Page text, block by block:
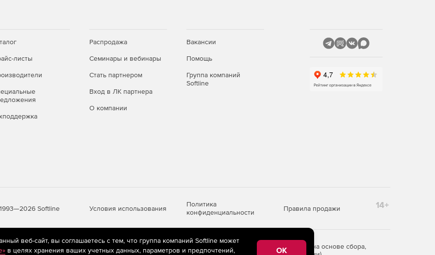
листы
Распродажа
Семинары и вебинары
Стать партнером
Вход в ЛК партнера
О компании
Вакансии
Помощь
Группа компаний
Softline
Softline Условия использования
Политика
конфиденциальности
Правила продажи 14+
рекомендательные технологии
(информационные технологии предоставления информации на основе сбора,
веб-сайт, вы соглашаетесь с тем, что группа компаний Softline может
в целях хранения ваших учетных данных, параметров и предпочтений, OK